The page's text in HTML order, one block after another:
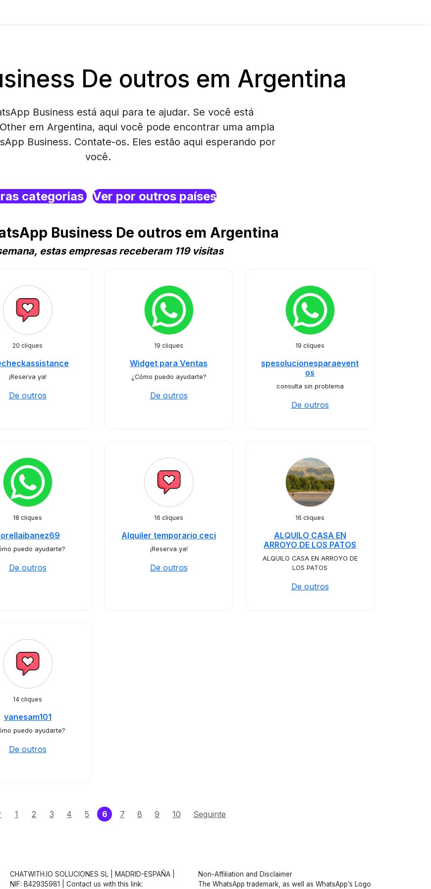
De outros em Argentina
Business está aqui para te ajudar. Se você está
em Argentina, aqui você pode encontrar uma ampla
Business. Contate-os. Eles estão aqui esperando por
você.
categorias Ver por outros países
Business De outros em Argentina
estas empresas receberam 119 visitas
20 cliques
¡Reserva ya!
De outros
19 cliques
Widget para Ventas
¿Cómo puedo ayudarte?
De outros
19 cliques
spesolucionesparaevent
os
consulta sin problema
De outros
18 cliques
puedo ayudarte?
De outros
16 cliques
Alquiler temporario ceci
¡Reserva ya!
De outros
16 cliques
ALQUILO CASA EN
ARROYO DE LOS PATOS
ALQUILO CASA EN ARROYO DE
LOS PATOS
De outros
14 cliques
vanesam101
puedo ayudarte?
De outros
1 2 3 4 5 6(current)
7 8 9 10 Seguinte
CHATWITH.IO SOLUCIONES SL | MADRID-ESPAÑA |
NIF: B42935981 | Contact us with this link:
Non-Affiliation and Disclaimer
The WhatsApp trademark, as well as WhatsApp’s Logo